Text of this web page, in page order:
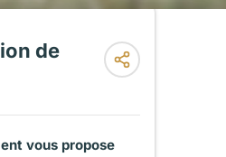
de
vous propose